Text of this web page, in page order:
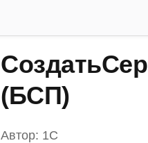
(БСП)
Автор: 1С